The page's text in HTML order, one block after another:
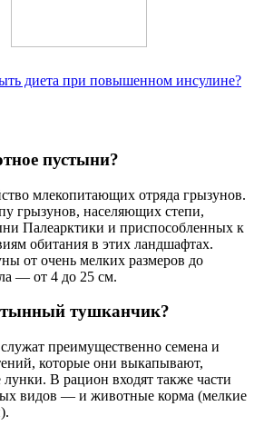
диета при повышенном инсулине?
пустыни?
млекопитающих отряда грызунов.
грызунов, населяющих степи,
Палеарктики и приспособленных к
обитания в этих ландшафтах.
от очень мелких размеров до
— от 4 до 25 см.
тушканчик?
преимущественно семена и
которые они выкапывают,
лунки. В рацион входят также части
видов — и животные корма (мелкие